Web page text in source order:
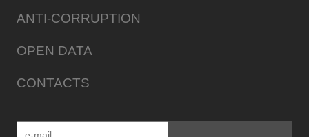
ANTI-CORRUPTION
OPEN DATA
CONTACTS